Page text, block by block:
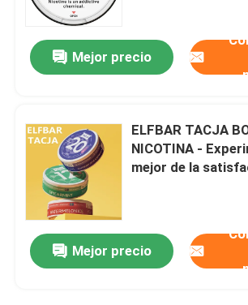
Mejor precio
ELFBAR TACJA
NICOTINA -
mejor de la
Mejor precio